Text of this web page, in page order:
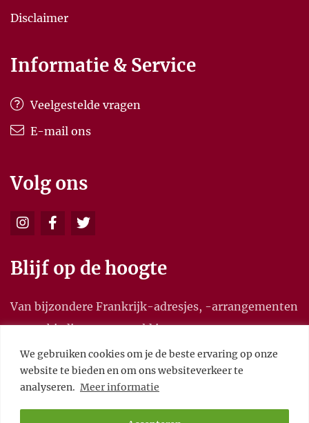
We gebruiken cookies om je de beste ervaring op onze
website te bieden en om ons websiteverkeer te
analyseren. Meer informatie
Disclaimer
Informatie & Service
Veelgestelde vragen
E-mail ons
Volg ons
Blijf op de hoogte
Van bijzondere Frankrijk-adresjes, -arrangementen
en aanbiedingen, en meld je aan voor onze
nieuwsbrief.